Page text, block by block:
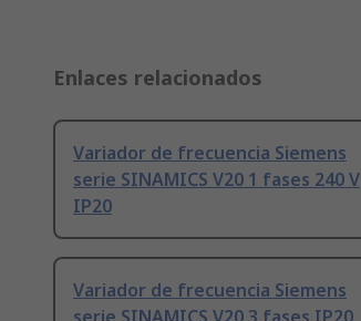
Enlaces relacionados
Variador de frecuencia Siemens
serie SINAMICS V20 1 fases 240 V
IP20
Variador de frecuencia Siemens